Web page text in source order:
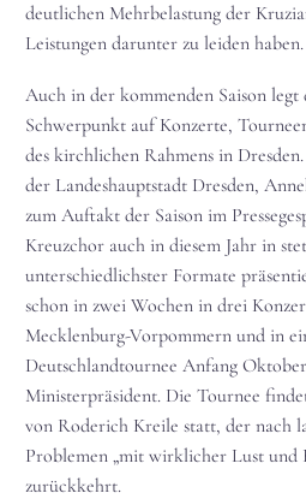
deutlichen Mehrbelastung der
Leistungen darunter zu leiden haben.
Auch in der kommenden Saison
Schwerpunkt auf Konzerte,
des kirchlichen Rahmens in
der Landeshauptstadt Dresden,
zum Auftakt der Saison im
Kreuzchor auch in diesem Jahr in
unterschiedlichster Formate
schon in zwei Wochen in drei
Mecklenburg-Vorpommern und in
Deutschlandtournee Anfang
Ministerpräsident. Die Tournee
von Roderich Kreile statt, der nach
Problemen „mit wirklicher Lust und
zurückkehrt.